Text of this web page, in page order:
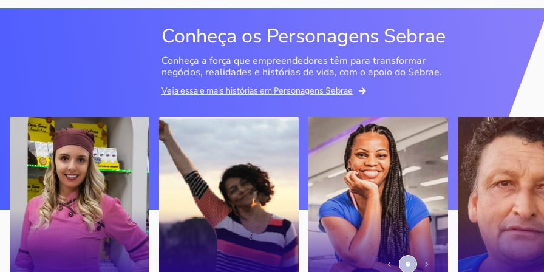
Conheça os Personagens Sebrae
Conheça a força que empreendedores têm para transformar
negócios, realidades e histórias de vida, com o apoio do Sebrae.
Veja essa e mais histórias em Personagens Sebrae
Cacau Serra
Urubici / SC
A empreendedora decidiu
seguir seu sonho de ter um
negócio próprio, investiu no
mercado de chocolates e
virou atrativo turístico em
Santa Catarina.
Seriema Ecoturismo
Rio da Conceição / TO
O objetivo era ter um CNPJ
para fazer cursos, mas o
negócio se tornou a
principal empresa do
segmento das Serras Gerais
(TO)
Studio Olimpic Shape
São Paulo / SP
A ex-atleta olímpica e
empresária diz que o Sebrae
foi fundamental para que ela
conseguisse tirar a ideia do
papel e estruturar o negócio
DG
Água Mineral
Marília / SP
Entenda como o
ajudou a
negócio, que